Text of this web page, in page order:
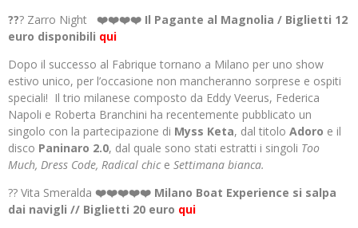
??? Zarro Night ❤️❤️❤️❤️ Il Pagante al Magnolia / Biglietti 12
euro disponibili qui
Dopo il successo al Fabrique tornano a Milano per uno show
estivo unico, per l’occasione non mancheranno sorprese e ospiti
speciali! Il trio milanese composto da Eddy Veerus, Federica
Napoli e Roberta Branchini ha recentemente pubblicato un
singolo con la partecipazione di Myss Keta, dal titolo Adoro e il
disco Paninaro 2.0, dal quale sono stati estratti i singoli Too
Much, Dress Code, Radical chice Settimana bianca.
?? Vita Smeralda ❤️❤️❤️❤️❤️ Milano Boat Experience si salpa
dai navigli // Biglietti 20 euro qui